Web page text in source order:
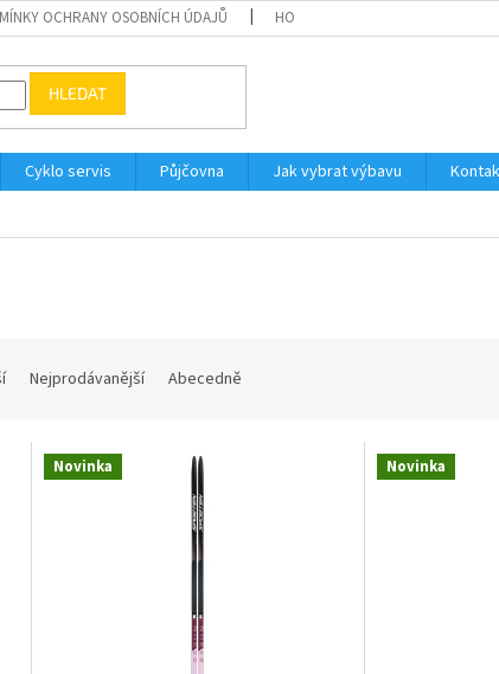
OCHRANY OSOBNÍCH ÚDAJŮ HODNOCENÍ OBCHODU
HLEDAT
Cyklo servis Půjčovna Jak vybrat výbavu
Nejprodávanější Abecedně
Novinka Novinka